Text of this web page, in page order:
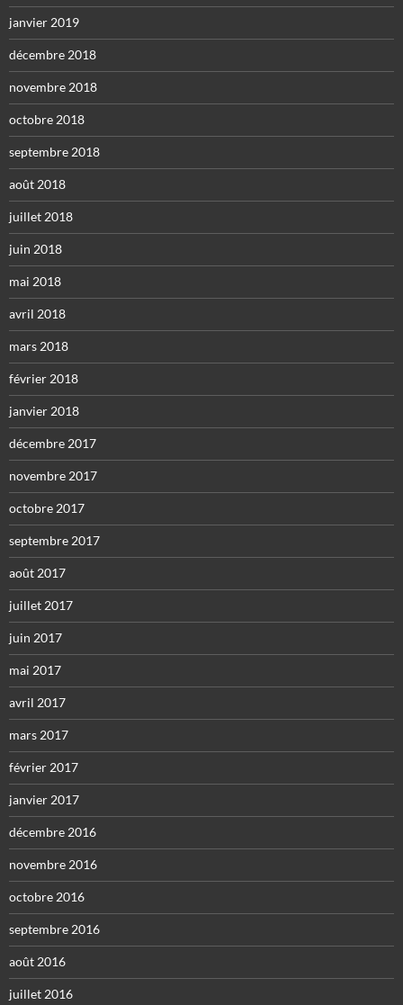
janvier 2019
décembre 2018
novembre 2018
octobre 2018
septembre 2018
août 2018
juillet 2018
juin 2018
mai 2018
avril 2018
mars 2018
février 2018
janvier 2018
décembre 2017
novembre 2017
octobre 2017
septembre 2017
août 2017
juillet 2017
juin 2017
mai 2017
avril 2017
mars 2017
février 2017
janvier 2017
décembre 2016
novembre 2016
octobre 2016
septembre 2016
août 2016
juillet 2016